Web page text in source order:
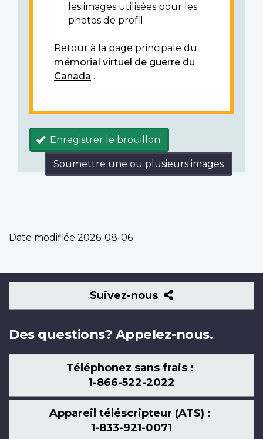
les images utilisées pour les
photos de profil.
Retour à la page principale du
mémorial virtuel de guerre du
Canada .
Enregistrer le brouillon
Soumettre une ou plusieurs images
Date modifiée 2026-08-06
Suivez-nous
Suivez-
nous
Des questions? Appelez-nous.
Téléphonez sans frais :
1-866-522-2022
Appareil téléscripteur (ATS) :
1-833-921-0071